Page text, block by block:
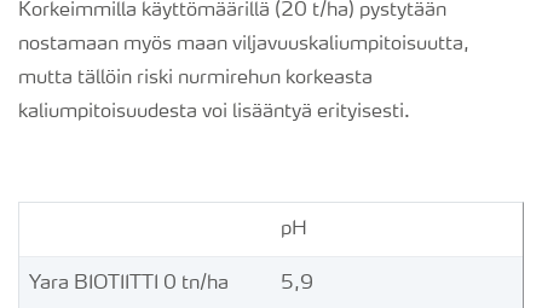
Korkeimmilla käyttömäärillä (20 t/ha) pystytään
nostamaan myös maan viljavuuskaliumpitoisuutta,
mutta tällöin riski nurmirehun korkeasta
kaliumpitoisuudesta voi lisääntyä erityisesti.
pH
Yara BIOTIITTI 0 tn/ha 5,9